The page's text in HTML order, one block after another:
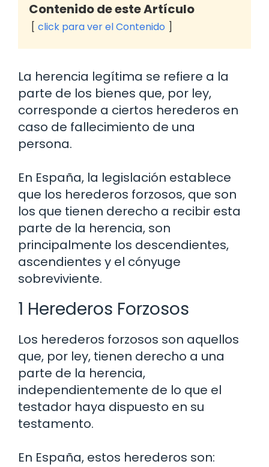
Contenido de este Artículo
click para ver el Contenido
La herencia legítima se refiere a la
parte de los bienes que, por ley,
corresponde a ciertos herederos en
caso de fallecimiento de una
persona.
En España, la legislación establece
que los herederos forzosos, que son
los que tienen derecho a recibir esta
parte de la herencia, son
principalmente los descendientes,
ascendientes y el cónyuge
sobreviviente.
1 Herederos Forzosos
Los herederos forzosos son aquellos
que, por ley, tienen derecho a una
parte de la herencia,
independientemente de lo que el
testador haya dispuesto en su
testamento.
En España, estos herederos son: